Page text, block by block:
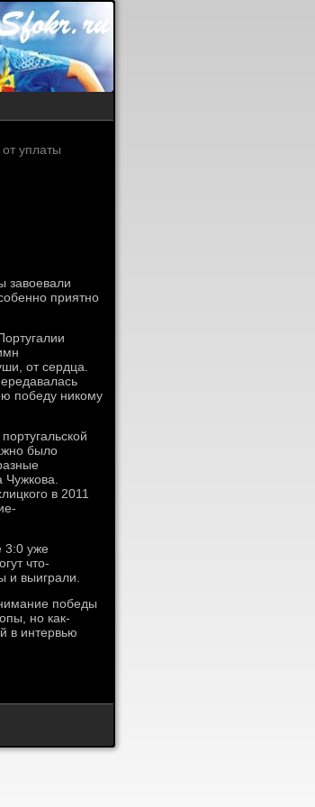
уплаты
завоевали
приятно
от сердца.
победу никому
было
в 2011
3:0 уже
что-
и выиграли.
победы
но как-
в интервью